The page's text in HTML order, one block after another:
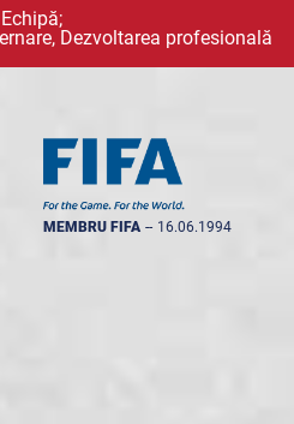
Dezvoltarea profesională
MEMBRU FIFA -- 16.06.1994